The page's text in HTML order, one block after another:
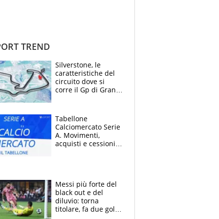
TREND
Silverstone, le
caratteristiche del
circuito dove si
corre il Gp di Gran
Tabellone
Calciomercato Serie
A. Movimenti,
acquisti e cessioni:
Messi più forte del
black out e del
diluvio: torna
titolare, fa due gol e